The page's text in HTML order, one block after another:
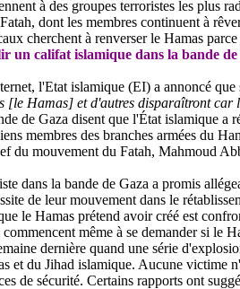
à des groupes terroristes les plus
dont les membres continuent à
cherchent à renverser le Hamas
un califat islamique dans la bande
l'Etat islamique (EI) a annoncé
[le Hamas] et d'autres disparaîtront
de Gaza disent que l'État islamique a
membres des branches armées du
du mouvement du Fatah, Mahmoud
dans la bande de Gaza a promis
de leur mouvement dans le
le Hamas prétend avoir créé est
même à se demander si le
dernière quand une série
et du Jihad islamique. Aucune victime
de sécurité. Certains rapports ont